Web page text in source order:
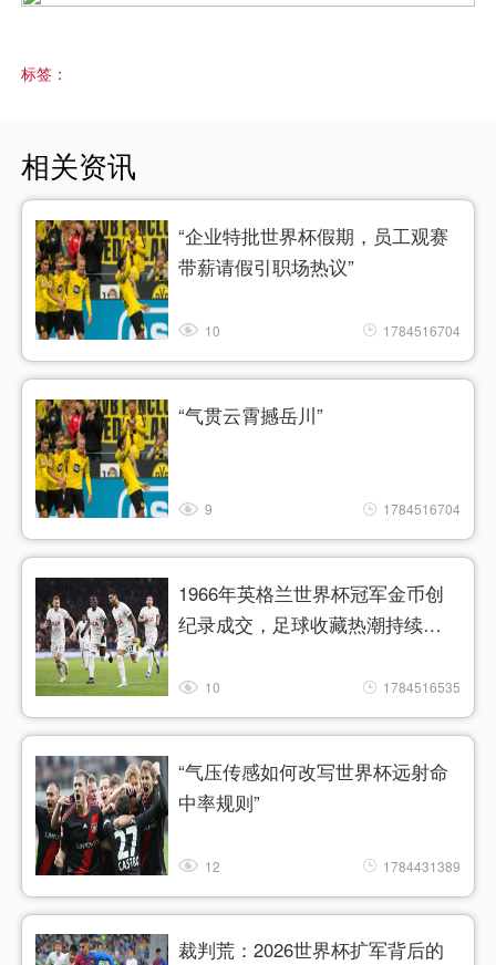
标签：
相关资讯
“企业特批世界杯假期，员工观赛
带薪请假引职场热议”
10 1784516704
“气贯云霄撼岳川”
9 1784516704
1966年英格兰世界杯冠军金币创
纪录成交，足球收藏热潮持续升
10 1784516535
“气压传感如何改写世界杯远射命
中率规则”
12 1784431389
裁判荒：2026世界杯扩军背后的